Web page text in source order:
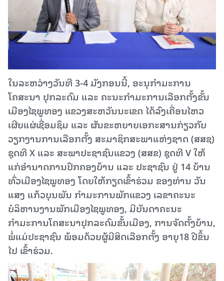
ໃນລະຫວ່າງວັນທີ 3-4 ມັງກອນນີ້, ອະນຸກໍາມະການ
ໂຄສະນາ ປຸກລະດົມ ແລະ ຄະນະກໍາມະການເລືອກຕັ້ງຂັ້ນ
ເມືອງໄຊພູທອງ ແຂວງສະຫວັນນະເຂດ ໄດ້ລົງເຄື່ອນໄຫວ
ເຜີຍແຜ່ເຊື່ອມຊຶມ ແລະ ຜັນຂະຫຍາຍເອກະສານກ່ຽວກັບ
ວຽກງານການເລືອກຕັ້ງ ສະມາຊິກສະພາແຫ່ງຊາດ (ສສຊ)
ຊຸດທີ X ແລະ ສະພາປະຊາຊົນແຂວງ (ສສຂ) ຊຸດທີ V ໃຫ້
ແກ່ອຳນາດການປົກຄອງບ້ານ ແລະ ປະຊາຊົນ ຢູ່ 14 ບ້ານ
ທົ່ວເມືອງໄຊພູທອງ ໂດຍໃຫ້ກຽດເຂົ້າຮ່ວມ ຂອງທ່ານ ວັນ
ແສງ ແກ້ວບຸນພັນ ກໍາມະການພັກແຂວງ ເລຂາຄະນະ
ບໍລິຫານງານພັກເມືອງໄຊພູທອງ, ມີບັນດາຄະນະ
ກຳມະການໂຄສະນາປຸກລະດົມຂັ້ນເມືອງ, ການຈັດຕັ້ງບ້ານ,
ພໍ່ແມ່ປະຊາຊົນ ພ້ອມດ້ວຍຜູ້ມີສິດເລືອກຕັ້ງ ອາຍຸ18 ປີຂຶ້ນ
ໄປ ເຂົ້າຮ່ວມ.